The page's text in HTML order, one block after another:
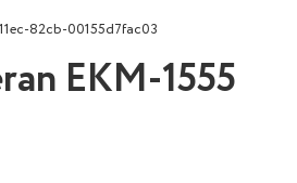
82cb-00155d7fac03
EKM-1555